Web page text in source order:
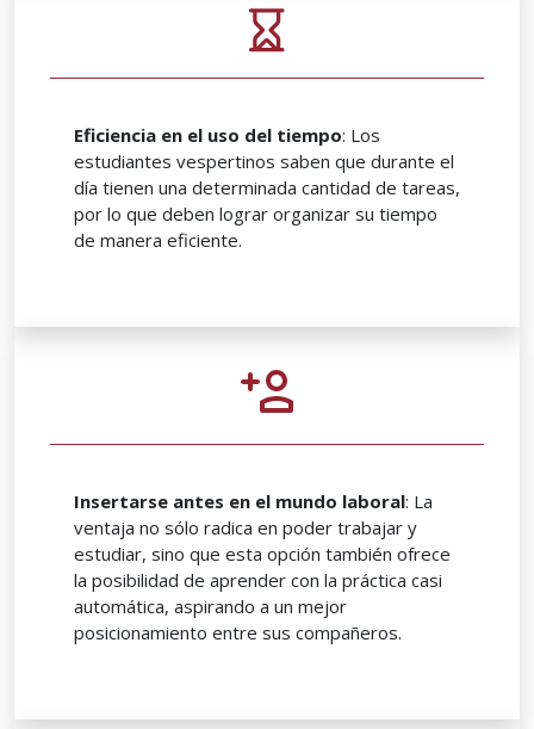
Eficiencia en el uso del tiempo: Los
estudiantes vespertinos saben que durante el
día tienen una determinada cantidad de tareas,
por lo que deben lograr organizar su tiempo
de manera eficiente.
Insertarse antes en el mundo laboral: La
ventaja no sólo radica en poder trabajar y
estudiar, sino que esta opción también ofrece
la posibilidad de aprender con la práctica casi
automática, aspirando a un mejor
posicionamiento entre sus compañeros.